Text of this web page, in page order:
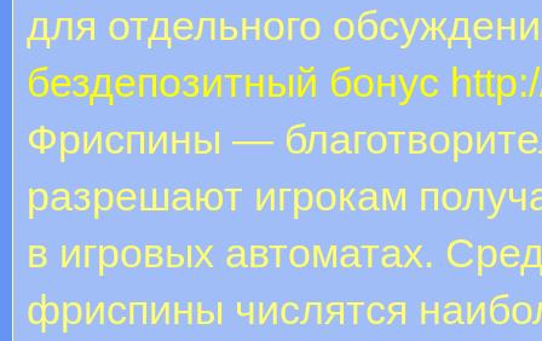
для отдельного
бездепозитный бонус
Фриспины —
разрешают игрокам
в игровых автоматах.
фриспины числятся